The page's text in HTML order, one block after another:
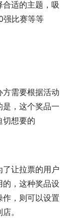
适的主题，吸
强比赛等等
需要根据活动
是，这个奖品一
切想要的
让拉票的用户
的，这种奖品设
，则可以设置
。